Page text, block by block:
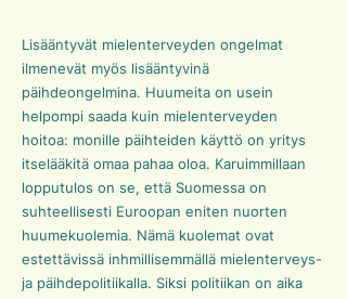
Lisääntyvät mielenterveyden ongelmat
ilmenevät myös lisääntyvinä
päihdeongelmina. Huumeita on usein
helpompi saada kuin mielenterveyden
hoitoa: monille päihteiden käyttö on yritys
itselääkitä omaa pahaa oloa. Karuimmillaan
lopputulos on se, että Suomessa on
suhteellisesti Euroopan eniten nuorten
huumekuolemia. Nämä kuolemat ovat
estettävissä inhmillisemmällä mielenterveys-
ja päihdepolitiikalla. Siksi politiikan on aika